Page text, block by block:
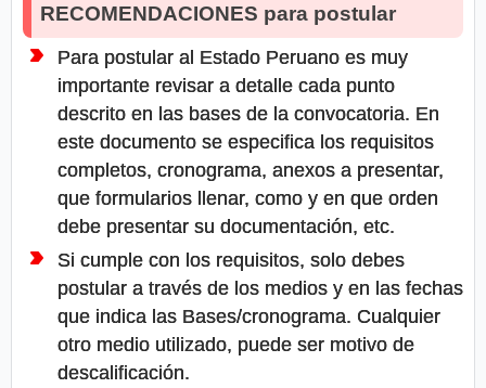
RECOMENDACIONES para postular
Para postular al Estado Peruano es muy
importante revisar a detalle cada punto
descrito en las bases de la convocatoria. En
este documento se especifica los requisitos
completos, cronograma, anexos a presentar,
que formularios llenar, como y en que orden
debe presentar su documentación, etc.
Si cumple con los requisitos, solo debes
postular a través de los medios y en las fechas
que indica las Bases/cronograma. Cualquier
otro medio utilizado, puede ser motivo de
descalificación.